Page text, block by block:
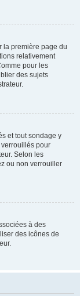
la première page du
relativement
pour les
des sujets
et tout sondage y
pour
Selon les
ou non verrouiller
à des
des icônes de